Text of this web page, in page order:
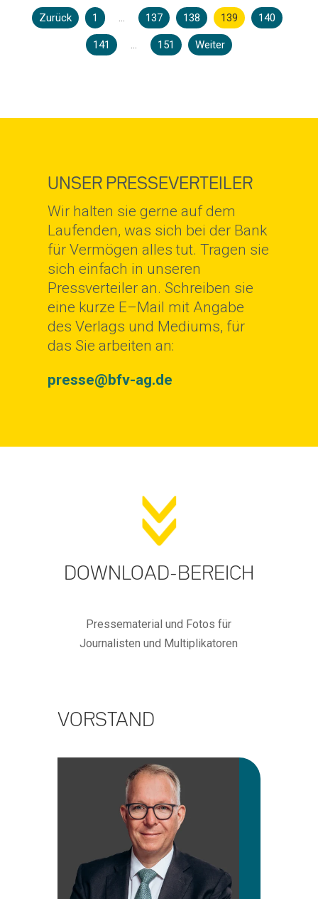
Zurück 1 … 137 138 139 140
141 … 151 Weiter
UNSER PRESSEVERTEILER
Wir halten sie gerne auf dem
Laufenden, was sich bei der Bank
für Vermögen alles tut. Tragen sie
sich einfach in unseren
Pressverteiler an. Schreiben sie
eine kurze E–Mail mit Angabe
des Verlags und Mediums, für
das Sie arbeiten an:
presse@bfv-ag.de
DOWNLOAD-BEREICH
Pressematerial und Fotos für
Journalisten und Multiplikatoren
VORSTAND